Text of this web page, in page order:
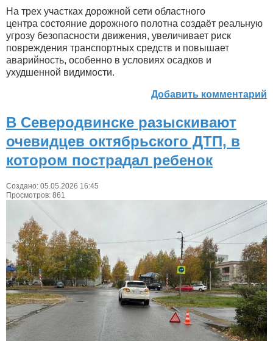
На трех участках дорожной сети областного
центра состояние дорожного полотна создаёт реальную
угрозу безопасности движения, увеличивает риск
повреждения транспортных средств и повышает
аварийность, особенно в условиях осадков и
ухудшенной видимости.
Добавить комментарий
В Северодвинске разыскивают
очевидцев октябрьского ДТП, в
котором пострадал ребенок
Создано: 05.05.2026 16:45
Просмотров: 861